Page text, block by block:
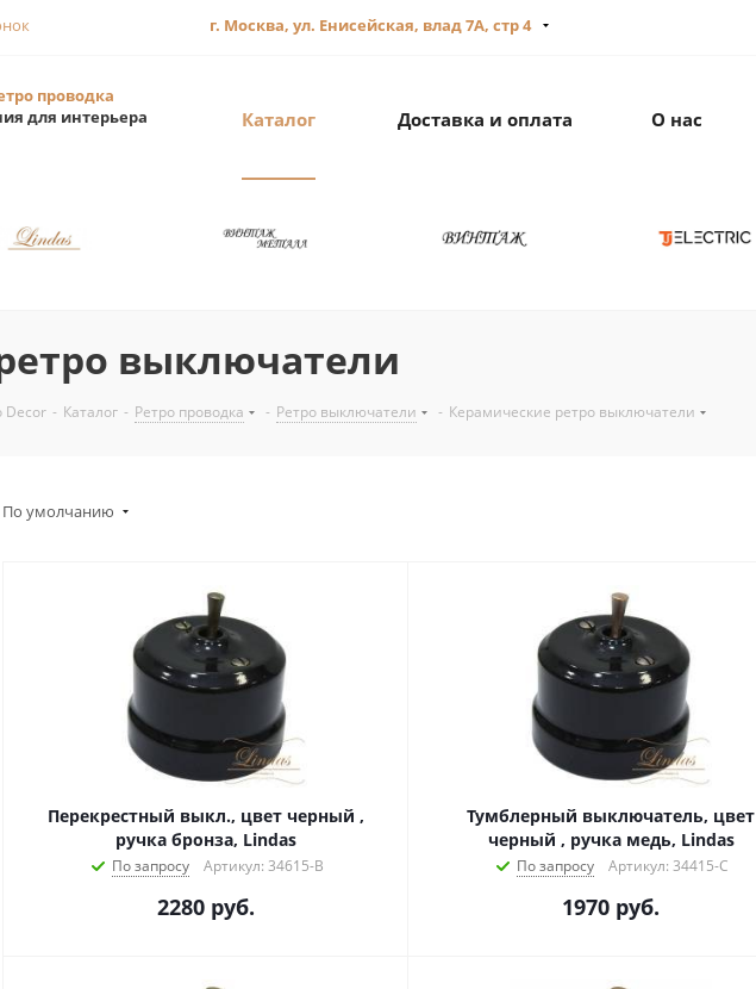
г. Москва, ул. Енисейская, влад 7А, стр 4
проводка
для интерьера
Каталог Доставка и оплата О нас
выключатели
Decor - Каталог - Ретро проводка - Ретро выключатели - Керамические ретро выключатели
По умолчанию
Перекрестный выкл., цвет черный ,
ручка бронза, Lindas
По запросу Артикул: 34615-B
2280 руб.
Тумблерный выключатель, цвет
черный , ручка медь, Lindas
По запросу Артикул: 34415-C
1970 руб.